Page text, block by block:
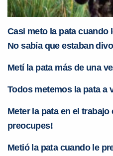
Casi meto la pata cuando
No sabía que estaban
Metí la pata más de una
Todos metemos la pata a
Meter la pata en el trabajo
preocupes!
Metió la pata cuando le
Você é aluno inFlux?